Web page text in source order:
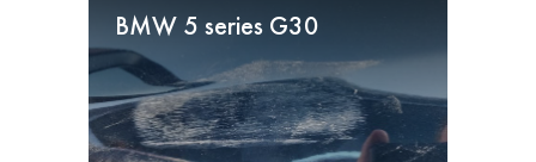
BMW 5 series G30